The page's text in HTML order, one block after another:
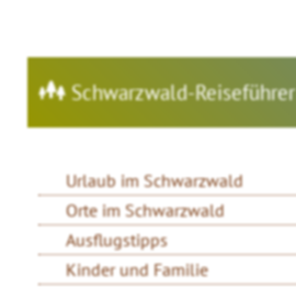
Schwarzwald-Reiseführer
Urlaub im Schwarzwald
Orte im Schwarzwald
Ausflugstipps
Kinder und Familie